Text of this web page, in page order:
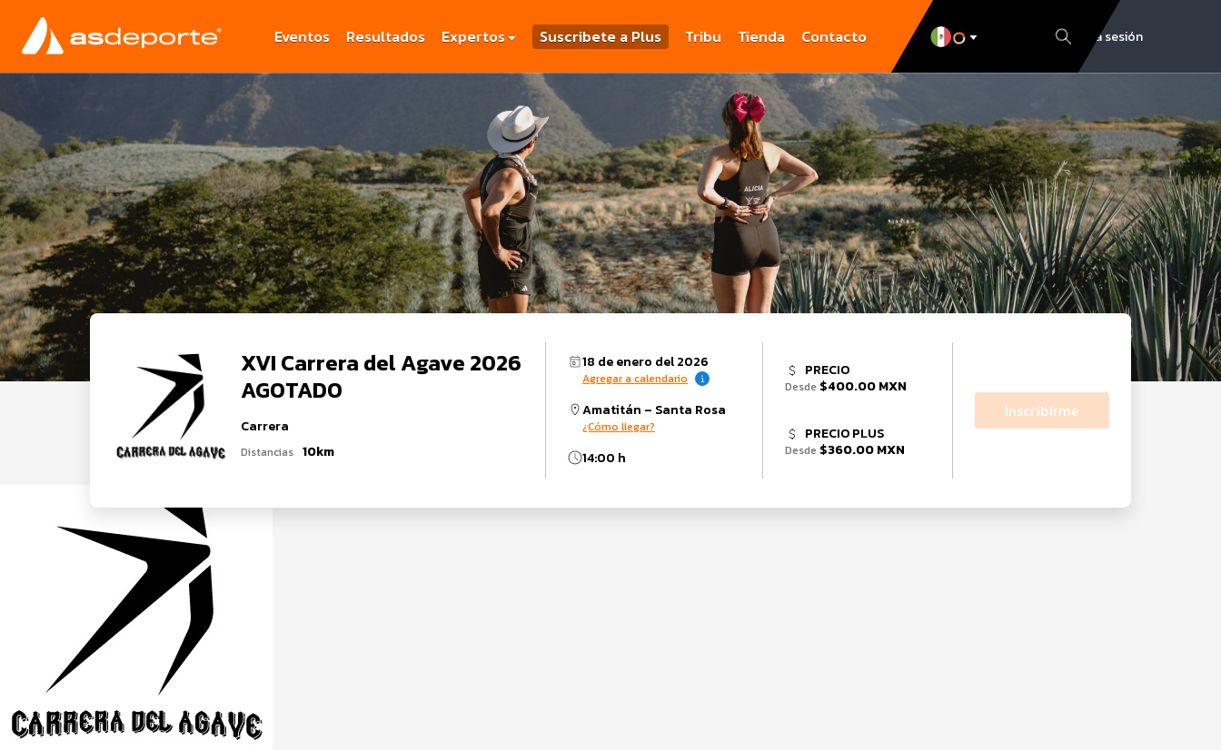
Eventos Resultados Expertos Suscribete a Plus Tribu Tienda Contacto Inicia sesión
XVI Carrera del Agave 2026
AGOTADO
Carrera
Distancias 10km
18 de enero del 2026
Agregar a calendario
Amatitán – Santa Rosa
¿Cómo llegar?
14:00 h
PRECIO
Desde $400.00 MXN
PRECIO PLUS
Desde $360.00 MXN
Inscribirme